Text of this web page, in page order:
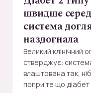
швидше
система
наздогнала
Великий
стверджує:
влаштована так,
попри те що діабет